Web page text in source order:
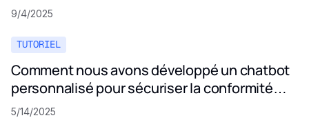
9/4/2025
TUTORIEL
Comment nous avons développé un chatbot
personnalisé pour sécuriser la conformité
aux politiques de confidentialité
5/14/2025